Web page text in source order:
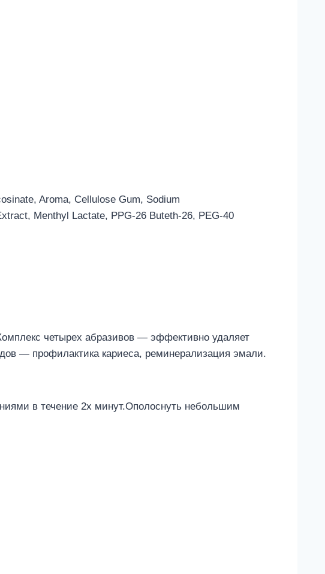
Aroma, Cellulose Gum, Sodium
Menthyl Lactate, PPG-26 Buteth-26, PEG-40
четырех абразивов — эффективно удаляет
— профилактика кариеса, реминерализация эмали.
в течение 2х минут.Ополоснуть небольшим